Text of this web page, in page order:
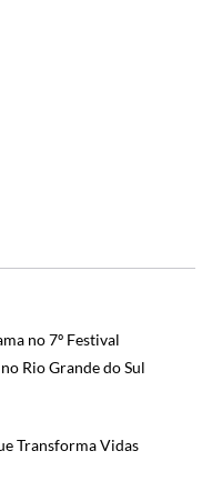
no 7º Festival
Rio Grande do Sul
Transforma Vidas